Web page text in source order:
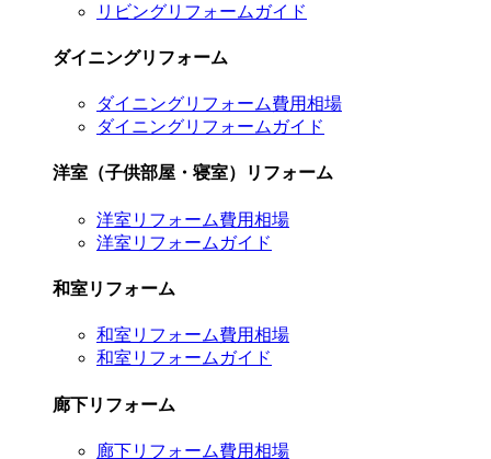
リビングリフォームガイド
ダイニングリフォーム
ダイニングリフォーム費用相場
ダイニングリフォームガイド
洋室（子供部屋・寝室）リフォーム
洋室リフォーム費用相場
洋室リフォームガイド
和室リフォーム
和室リフォーム費用相場
和室リフォームガイド
廊下リフォーム
廊下リフォーム費用相場